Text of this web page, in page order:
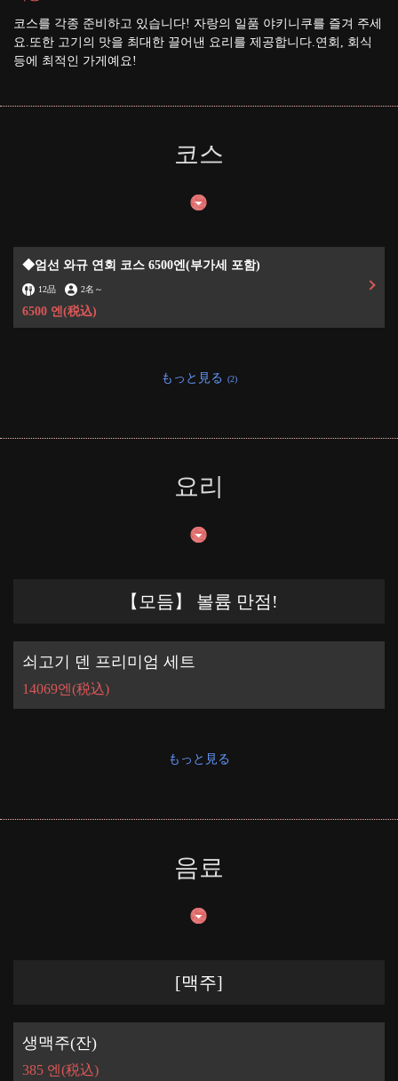
코스를 각종 준비하고 있습니다! 자랑의 일품 야키니쿠를 즐겨 주세
요.또한 고기의 맛을 최대한 끌어낸 요리를 제공합니다.연회, 회식
등에 최적인 가게예요!
코스
◆엄선 와규 연회 코스 6500엔(부가세 포함)
12品 2名 ～
6500 엔(税込)
もっと見る (2)
요리
【모듬】 볼륨 만점!
쇠고기 덴 프리미엄 세트
14069엔 (税込)
もっと見る
음료
[맥주]
생맥주(잔)
385 엔 (税込)